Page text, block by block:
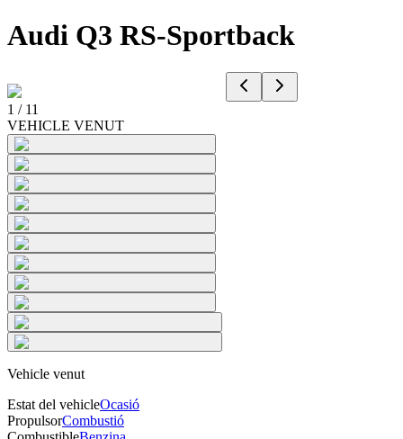
Audi Q3 RS-Sportback
1 / 11
VEHICLE VENUT
Vehicle venut
Estat del vehicleOcasió
PropulsorCombustió